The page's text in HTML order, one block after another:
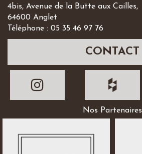
4bis, Avenue de la Butte aux Cailles,
64600 Anglet
Téléphone : 05 35 46 97 76
CONTACT
Nos Partenaires